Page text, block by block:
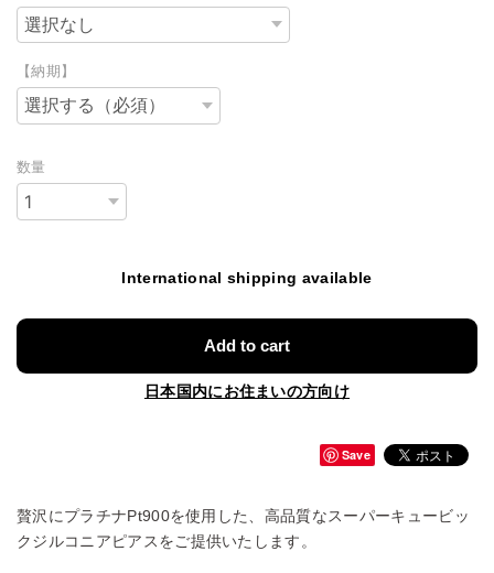
【納期】
数量
International shipping available
Add to cart
日本国内にお住まいの方向け
Save
贅沢にプラチナPt900を使用した、高品質なスーパーキュービッ
クジルコニアピアスをご提供いたします。